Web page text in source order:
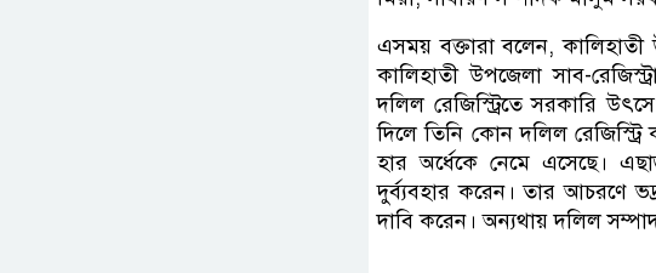
এসময় বক্তারা বলেন,
কালিহাতী উপজেলা সাব-
দলিল রেজিস্ট্রিতে সরকারি
দিলে তিনি কোন দলিল রেজিস্ট্রি
হার অর্ধেকে নেমে এসেছে।
দুর্ব্যবহার করেন। তার আচরণে
দাবি করেন। অন্যথায় দলিল